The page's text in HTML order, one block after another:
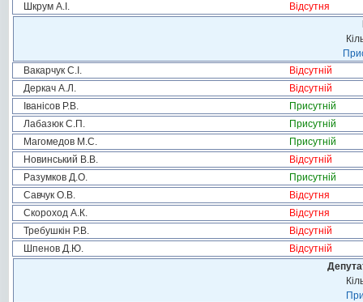
Шкрум А.І.
Відсутня
Вакарчук С.І.
Відсутній
Деркач А.Л.
Відсутній
Іванісов Р.В.
Присутній
Лабазюк С.П.
Присутній
Магомедов М.С.
Присутній
Новинський В.В.
Відсутній
Разумков Д.О.
Присутній
Савчук О.В.
Відсутня
Скороход А.К.
Відсутня
Требушкін Р.В.
Відсутній
Шпенов Д.Ю.
Відсутній